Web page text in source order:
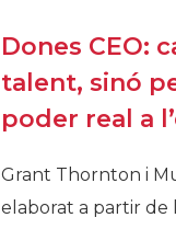
Dones CEO:
talent, sinó
poder real a
Grant Thornton i
elaborat a partir de